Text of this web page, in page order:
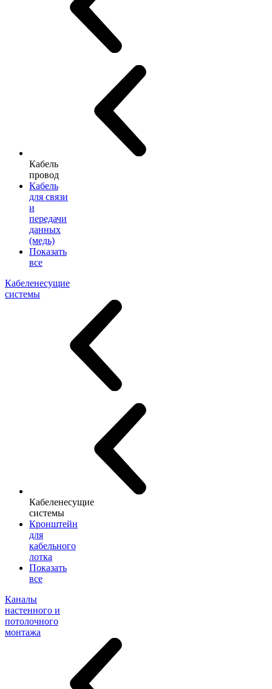
Кабель
провод
Кабель
для связи
и
передачи
данных
(медь)
Показать
все
Кабеленесущие
системы
Кабеленесущие
системы
Кронштейн
для
кабельного
лотка
Показать
все
Каналы
настенного и
потолочного
монтажа